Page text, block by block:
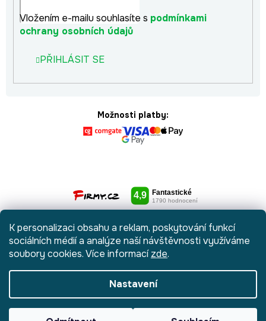
K personalizaci obsahu a reklam, poskytování funkcí
sociálních médií a analýze naší návštěvnosti využíváme
soubory cookies. Více informacízde.
Nastavení
Vložením e-mailu souhlasíte s podmínkami
ochrany osobních údajů
PŘIHLÁSIT SE
Možnosti platby: